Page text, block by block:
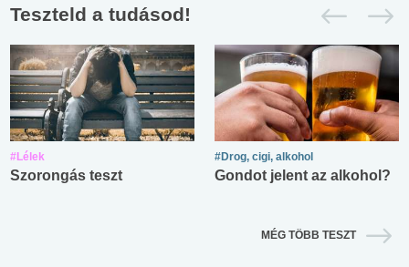
Teszteld a tudásod!
#Lélek
Szorongás teszt
#Drog, cigi, alkohol
Gondot jelent az alkohol?
MÉG TÖBB TESZT